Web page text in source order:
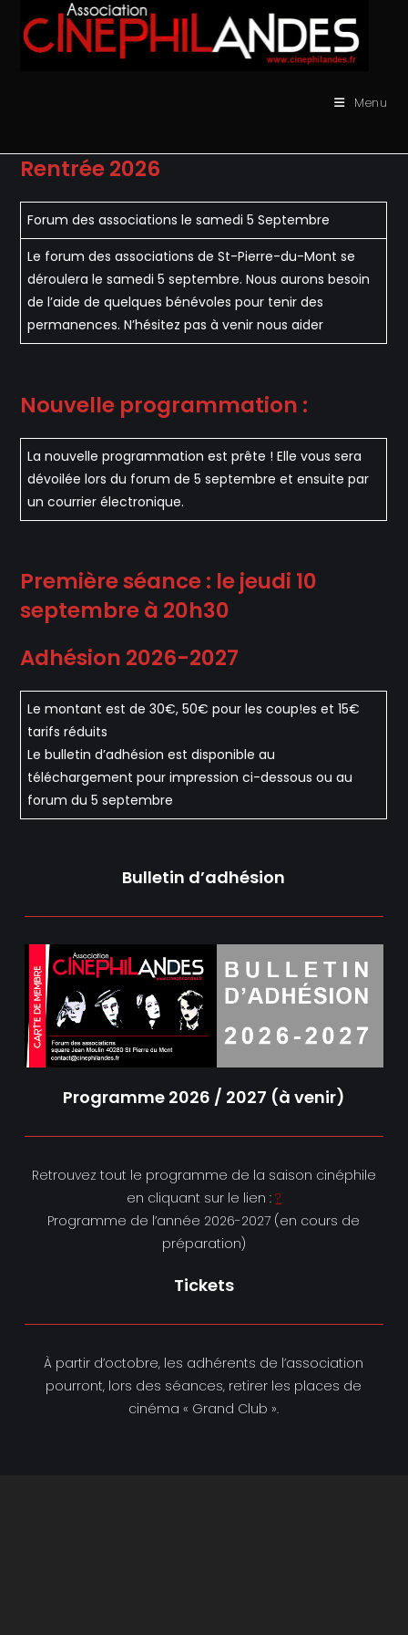
content
Menu
Rentrée 2026
Forum des associations le samedi 5 Septembre
Le forum des associations de St-Pierre-du-Mont se
déroulera le samedi 5 septembre. Nous aurons besoin
de l’aide de quelques bénévoles pour tenir des
permanences. N’hésitez pas à venir nous aider
Nouvelle programmation :
La nouvelle programmation est prête ! Elle vous sera
dévoilée lors du forum de 5 septembre et ensuite par
un courrier électronique.
Première séance : le jeudi 10
septembre à 20h30
Adhésion 2026-2027
Le montant est de 30€, 50€ pour les coup!es et 15€
tarifs réduits
Le bulletin d’adhésion est disponible au
téléchargement pour impression ci-dessous ou au
forum du 5 septembre
Bulletin d’adhésion
Programme 2026 / 2027 (à venir)
Retrouvez tout le programme de la saison cinéphile
en cliquant sur le lien :?
Programme de l’année 2026-2027 (en cours de
préparation)
Tickets
À partir d’octobre, les adhérents de l’association
pourront, lors des séances, retirer les places de
cinéma « Grand Club ».